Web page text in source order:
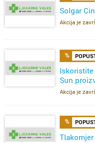
Solgar
Akcija je
Sun
Akcija je
Tlakomjer